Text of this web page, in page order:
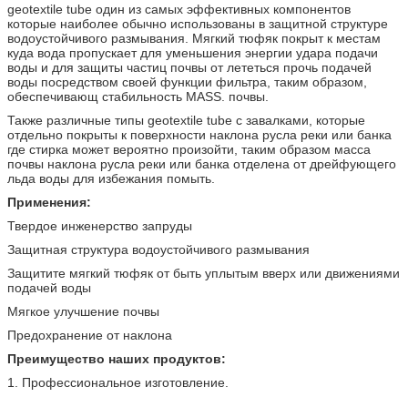
geotextile tube один из самых эффективных компонентов
которые наиболее обычно использованы в защитной структуре
водоустойчивого размывания. Мягкий тюфяк покрыт к местам
куда вода пропускает для уменьшения энергии удара подачи
воды и для защиты частиц почвы от лететься прочь подачей
воды посредством своей функции фильтра, таким образом,
обеспечивающ стабильность MASS. почвы.
Также различные типы geotextile tube с завалками, которые
отдельно покрыты к поверхности наклона русла реки или банка
где стирка может вероятно произойти, таким образом масса
почвы наклона русла реки или банка отделена от дрейфующего
льда воды для избежания помыть.
Применения:
Твердое инженерство запруды
Защитная структура водоустойчивого размывания
Защитите мягкий тюфяк от быть уплытым вверх или движениями
подачей воды
Мягкое улучшение почвы
Предохранение от наклона
Преимущество наших продуктов:
1. Профессиональное изготовление.